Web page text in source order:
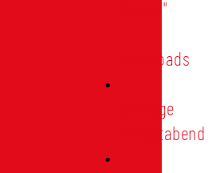
"digital"
Downloads
Vorträge
Heimatabend